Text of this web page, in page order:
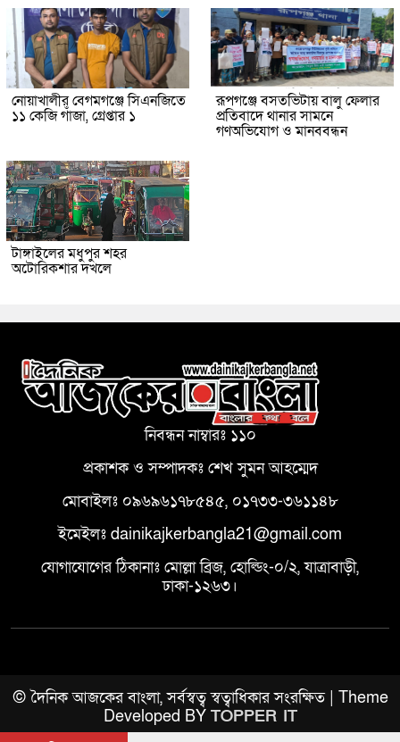
নোয়াখালীর বেগমগঞ্জে সিএনজিতে
১১ কেজি গাঁজা, গ্রেপ্তার ১
রূপগঞ্জে বসতভিটায় বালু ফেলার
প্রতিবাদে থানার সামনে
গণঅভিযোগ ও মানববন্ধন
টাঙ্গাইলের মধুপুর শহর
অটোরিকশার দখলে
নিবন্ধন নাম্বারঃ ১১০
প্রকাশক ও সম্পাদকঃ শেখ সুমন আহম্মেদ
মোবাইলঃ ০৯৬৯৬১৭৮৫৪৫, ০১৭৩৩-৩৬১১৪৮
ইমেইলঃ dainikajkerbangla21@gmail.com
যোগাযোগের ঠিকানাঃ মোল্লা ব্রিজ, হোল্ডিং-০/২, যাত্রাবাড়ী,
ঢাকা-১২৬৩।
© দৈনিক আজকের বাংলা, সর্বস্বত্ব স্বত্বাধিকার সংরক্ষিত | Theme
Developed BY TOPPER IT